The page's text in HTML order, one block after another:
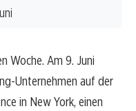
Woche. Am 9. Juni
Unternehmen auf der
in New York, einen